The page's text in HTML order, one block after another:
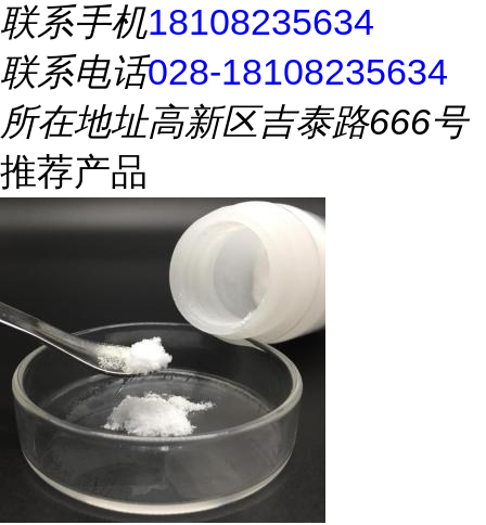
联系手机18108235634
联系电话028-18108235634
所在地址高新区吉泰路666号
推荐产品